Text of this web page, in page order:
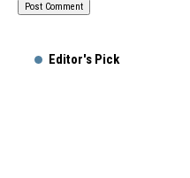
Editor's Pick